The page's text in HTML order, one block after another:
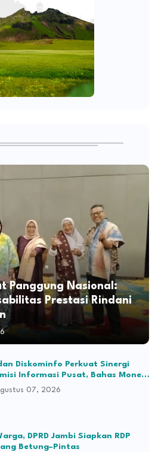
Panggung Nasional:
Prestasi Rindani
Diskominfo Perkuat Sinergi
Informasi Pusat, Bahas Monev
Komisioner
07, 2026
DPRD Jambi Siapkan RDP
Betung–Pintas